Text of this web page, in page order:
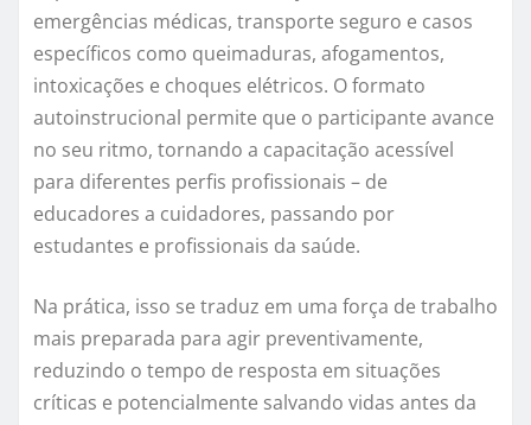
emergências médicas, transporte seguro e casos
específicos como queimaduras, afogamentos,
intoxicações e choques elétricos. O formato
autoinstrucional permite que o participante avance
no seu ritmo, tornando a capacitação acessível
para diferentes perfis profissionais – de
educadores a cuidadores, passando por
estudantes e profissionais da saúde.
Na prática, isso se traduz em uma força de trabalho
mais preparada para agir preventivamente,
reduzindo o tempo de resposta em situações
críticas e potencialmente salvando vidas antes da